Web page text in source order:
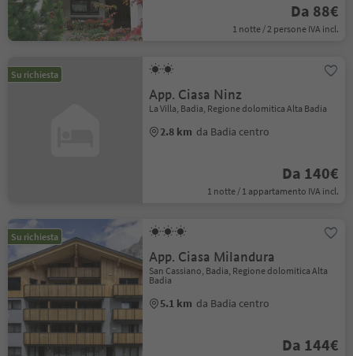
Da 88€
1 notte / 2 persone IVA incl.
Su richiesta
App. Ciasa Ninz
La Villa, Badia, Regione dolomitica Alta Badia
2.8 km da Badia centro
Da 140€
1 notte / 1 appartamento IVA incl.
Su richiesta
App. Ciasa Milandura
San Cassiano, Badia, Regione dolomitica Alta
Badia
5.1 km da Badia centro
Da 144€